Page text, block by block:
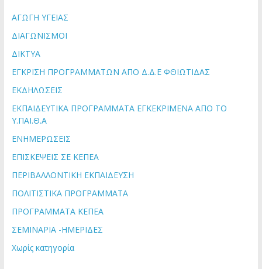
ΑΓΩΓΗ ΥΓΕΙΑΣ
ΔΙΑΓΩΝΙΣΜΟΙ
ΔΙΚΤΥΑ
ΕΓΚΡΙΣΗ ΠΡΟΓΡΑΜΜΑΤΩΝ ΑΠΟ Δ.Δ.Ε ΦΘΙΩΤΙΔΑΣ
ΕΚΔΗΛΩΣΕΙΣ
ΕΚΠΑΙΔΕΥΤΙΚΑ ΠΡΟΓΡΑΜΜΑΤΑ ΕΓΚΕΚΡΙΜΕΝΑ ΑΠΟ ΤΟ
Υ.ΠΑΙ.Θ.Α
ΕΝΗΜΕΡΩΣΕΙΣ
ΕΠΙΣΚΕΨΕΙΣ ΣΕ ΚΕΠΕΑ
ΠΕΡΙΒΑΛΛΟΝΤΙΚΗ ΕΚΠΑΙΔΕΥΣΗ
ΠΟΛΙΤΙΣΤΙΚΑ ΠΡΟΓΡΑΜΜΑΤΑ
ΠΡΟΓΡΑΜΜΑΤΑ ΚΕΠΕΑ
ΣΕΜΙΝΑΡΙΑ -ΗΜΕΡΙΔΕΣ
Χωρίς κατηγορία